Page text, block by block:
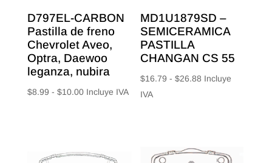
D797EL-CARBON
Pastilla de freno
Chevrolet Aveo,
Optra, Daewoo
leganza, nubira
$8.99 - $10.00Rango
$8.99
Incluye IVA
MD1U1879SD –
SEMICERAMICA
PASTILLA
CHANGAN CS 55
$16.79 - $26.88 Rango
hasta
Incluye
IVA